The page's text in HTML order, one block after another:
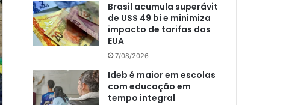
Brasil acumula superávit
de US$ 49 bi e minimiza
impacto de tarifas dos
EUA
7/08/2026
Ideb é maior em escolas
com educação em
tempo integral